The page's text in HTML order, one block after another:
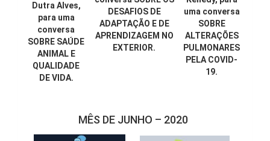
Dutra Alves,
para uma
conversa
SOBRE SAÚDE
ANIMAL E
QUALIDADE
DE VIDA.
DESAFIOS DE
ADAPTAÇÃO E DE
APRENDIZAGEM NO
EXTERIOR.
uma conversa
SOBRE
ALTERAÇÕES
PULMONARES
PELA COVID-
19.
MÊS DE JUNHO – 2020